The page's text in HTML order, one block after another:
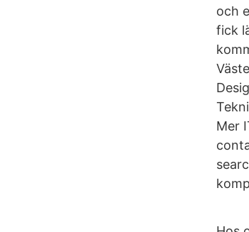
och
fick
Mer